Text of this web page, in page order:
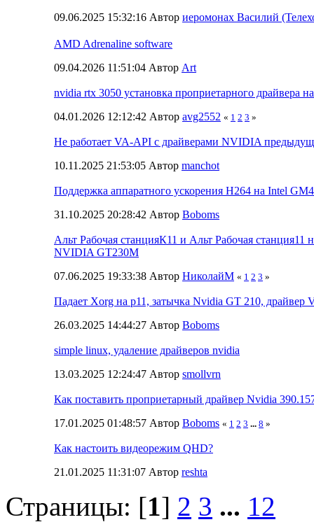
09.06.2025 15:32:16 Автор иеромонах Василий
AMD Adrenaline software
09.04.2026 11:51:04 Автор Art
nvidia rtx 3050 установка проприетарного драйвера
04.01.2026 12:12:42 Автор avg2552 « 1 2 3 »
Не работает VA-API с драйверами NVIDIA
10.11.2025 21:53:05 Автор manchot
Поддержка аппаратного ускорения H264 на Intel
31.10.2025 20:28:42 Автор Boboms
Альт Рабочая станцияК11 и Альт Рабочая станция11
NVIDIA GT230М
07.06.2025 19:33:38 Автор НиколайМ « 1 2 3 »
Падает Xorg на p11, затычка Nvidia GT 210, драйвер
26.03.2025 14:44:27 Автор Boboms
simple linux, удаление драйверов nvidia
13.03.2025 12:24:47 Автор smollvrn
Как поставить проприетарный драйвер Nvidia
17.01.2025 01:48:57 Автор Boboms « 1 2 3 ... 8 »
Как настоить видеорежим QHD?
21.01.2025 11:31:07 Автор reshta
Страницы: [1] 2 3 ... 12